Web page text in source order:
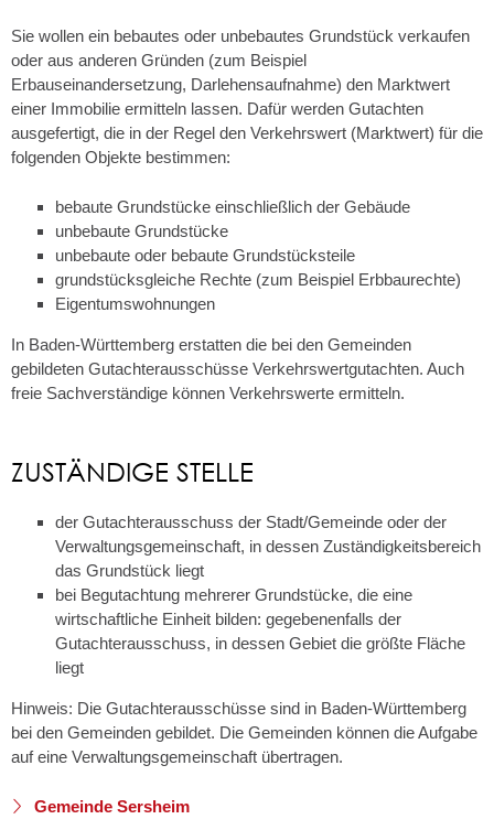
Sie wollen ein bebautes oder unbebautes Grundstück verkaufen
oder aus anderen Gründen (zum Beispiel
Erbauseinandersetzung, Darlehensaufnahme) den Marktwert
einer Immobilie ermitteln lassen. Dafür werden Gutachten
ausgefertigt, die in der Regel den Verkehrswert (Marktwert) für die
folgenden Objekte bestimmen:
bebaute Grundstücke einschließlich der Gebäude
unbebaute Grundstücke
unbebaute oder bebaute Grundstücksteile
grundstücksgleiche Rechte (zum Beispiel Erbbaurechte)
Eigentumswohnungen
In Baden-Württemberg erstatten die bei den Gemeinden
gebildeten Gutachterausschüsse Verkehrswertgutachten. Auch
freie Sachverständige können Verkehrswerte ermitteln.
ZUSTÄNDIGE STELLE
der Gutachterausschuss der Stadt/Gemeinde oder der
Verwaltungsgemeinschaft, in dessen Zuständigkeitsbereich
das Grundstück liegt
bei Begutachtung mehrerer Grundstücke, die eine
wirtschaftliche Einheit bilden: gegebenenfalls der
Gutachterausschuss, in dessen Gebiet die größte Fläche
liegt
Hinweis: Die Gutachterausschüsse sind in Baden-Württemberg
bei den Gemeinden gebildet. Die Gemeinden können die Aufgabe
auf eine Verwaltungsgemeinschaft übertragen.
Gemeinde Sersheim